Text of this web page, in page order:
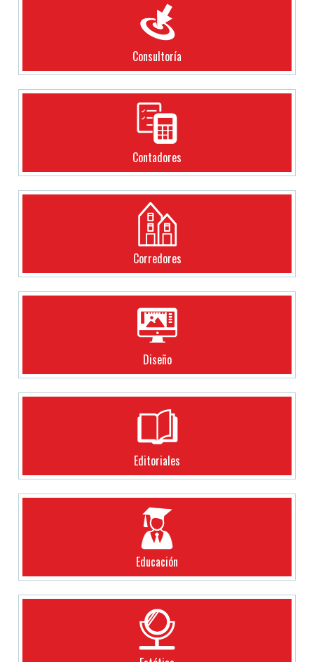
Consultoría
Contadores
Corredores
Diseño
Editoriales
Educación